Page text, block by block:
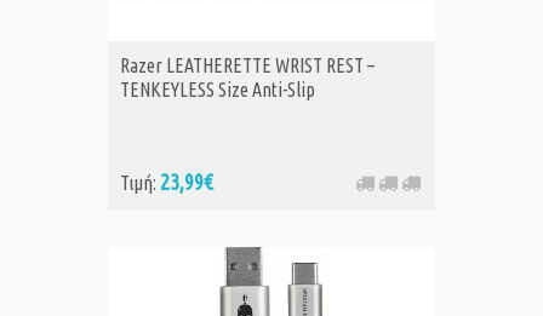
Razer LEATHERETTE WRIST REST –
TENKEYLESS Size Anti-Slip
Τιμή: 23,99€